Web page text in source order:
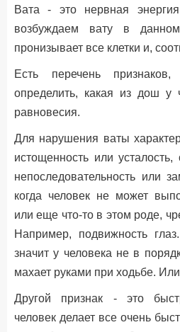
Вата - это нервная
возбуждаем вату в
пронизывает все клетки и,
Есть перечень
определить, какая из дош у
равновесия.
Для нарушения ваты
истощенность или усталость,
непоследовательность или
когда человек не может
или еще что-то в этом роде,
Например, подвижность
значит у человека не в
махает руками при ходьбе.
Другой признак - это
человек делает все очень